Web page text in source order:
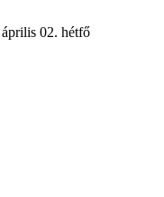
02. hétfő